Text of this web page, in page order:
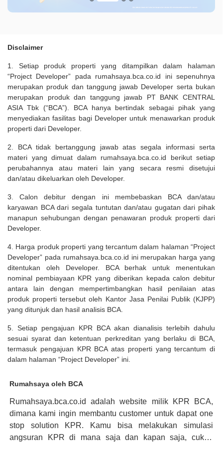
Disclaimer
1. Setiap produk properti yang ditampilkan dalam halaman
“Project Developer” pada rumahsaya.bca.co.id ini sepenuhnya
merupakan produk dan tanggung jawab Developer serta bukan
merupakan produk dan tanggung jawab PT BANK CENTRAL
ASIA Tbk (“BCA”). BCA hanya bertindak sebagai pihak yang
menyediakan fasilitas bagi Developer untuk menawarkan produk
properti dari Developer.
2. BCA tidak bertanggung jawab atas segala informasi serta
materi yang dimuat dalam rumahsaya.bca.co.id berikut setiap
perubahannya atau materi lain yang secara resmi disetujui
dan/atau dikeluarkan oleh Developer.
3. Calon debitur dengan ini membebaskan BCA dan/atau
karyawan BCA dari segala tuntutan dan/atau gugatan dari pihak
manapun sehubungan dengan penawaran produk properti dari
Developer.
4. Harga produk properti yang tercantum dalam halaman “Project
Developer” pada rumahsaya.bca.co.id ini merupakan harga yang
ditentukan oleh Developer. BCA berhak untuk menentukan
nominal pembiayaan KPR yang diberikan kepada calon debitur
antara lain dengan mempertimbangkan hasil penilaian atas
produk properti tersebut oleh Kantor Jasa Penilai Publik (KJPP)
yang ditunjuk dan hasil analisis BCA.
5. Setiap pengajuan KPR BCA akan dianalisis terlebih dahulu
sesuai syarat dan ketentuan perkreditan yang berlaku di BCA,
termasuk pengajuan KPR BCA atas properti yang tercantum di
dalam halaman “Project Developer” ini.
Rumahsaya oleh BCA
Rumahsaya.bca.co.id adalah website milik KPR BCA,
dimana kami ingin membantu customer untuk dapat one
stop solution KPR. Kamu bisa melakukan simulasi
angsuran KPR di mana saja dan kapan saja, cukup